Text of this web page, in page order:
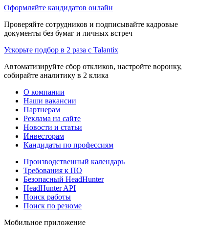
Оформляйте кандидатов онлайн
Проверяйте сотрудников и подписывайте кадровые
документы без бумаг и личных встреч
Ускорьте подбор в 2 раза с Talantix
Автоматизируйте сбор откликов, настройте воронку,
собирайте аналитику в 2 клика
О компании
Наши вакансии
Партнерам
Реклама на сайте
Новости и статьи
Инвесторам
Кандидаты по профессиям
Производственный календарь
Требования к ПО
Безопасный HeadHunter
HeadHunter API
Поиск работы
Поиск по резюме
Мобильное приложение